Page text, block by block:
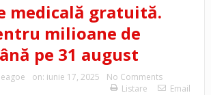
medicală gratuită.
milioane de
pe 31 august
on: iunie 17, 2025
No Comments
Listare
Email